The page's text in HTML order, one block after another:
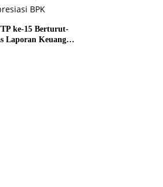
ke-15 Berturut-
Laporan Keuangan